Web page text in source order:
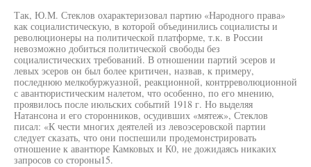
Так, Ю.М. Стеклов охарактеризовал партию «Народного права»
как социалистическую, в которой объединились социалисты и
революционеры на политической платформе, т.к. в России
невозможно добиться политической свободы без
социалистических требований. В отношении партий эсеров и
левых эсеров он был более критичен, назвав, к примеру,
последнюю мелкобуржуазной, реакционной, контрреволюционной
с авантюристическим налетом, что особенно, по его мнению,
проявилось после июльских событий 1918 г. Но выделяя
Натансона и его сторонников, осудивших «мятеж», Стеклов
писал: «К чести многих деятелей из левоэсеровской партии
следует сказать, что они поспешили продемонстрировать
отношение к авантюре Камковых и К0, не дожидаясь никаких
запросов со стороны15.